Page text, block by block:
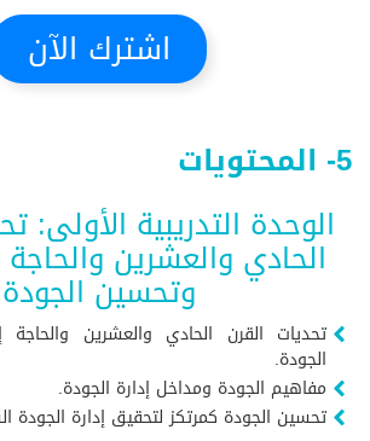
اشترك الآن
5- المحتويات
الوحدة التدريبية الأولى:
الحادي والعشرين
وتحسين الجودة
تحديات القرن الحادي والعشرين
الجودة.
مفاهيم الجودة ومداخل إدارة الجودة.
تحسين الجودة كمرتكز لتحقيق إدارة الجودة